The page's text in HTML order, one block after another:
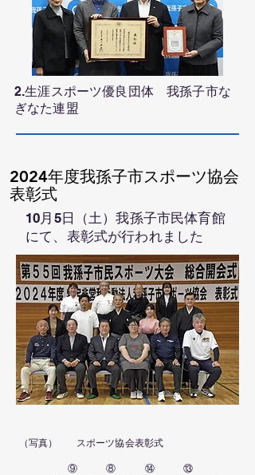
​2.生涯スポーツ優良団体 我孫子市な
ぎなた連盟
2024年度我孫子市スポーツ協会
表彰式
10月5日（土）我孫子市民体育館
にて、表彰式が行われました
（写真） スポーツ協会表彰式
⑨ ⑧ ⑭ ⑬